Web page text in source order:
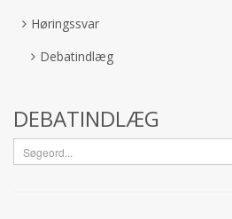
Høringssvar
Debatindlæg
DEBATINDLÆG